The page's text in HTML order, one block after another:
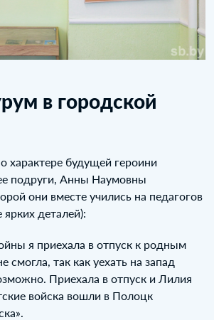
в городской
характере будущей героини
подруги, Анны Наумовны
они вместе учились на педагогов
деталей):
я приехала в отпуск к родным
смогла, так как уехать на запад
Приехала в отпуск и Лилия
войска вошли в Полоцк